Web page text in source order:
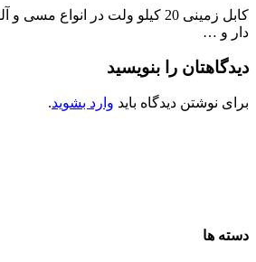
کابل زمینی 20 کیلو ولت در
دار و …
دیدگاهتان را بنویسید
برای نوشتن دیدگاه باید وارد بشوید.
دسته ها